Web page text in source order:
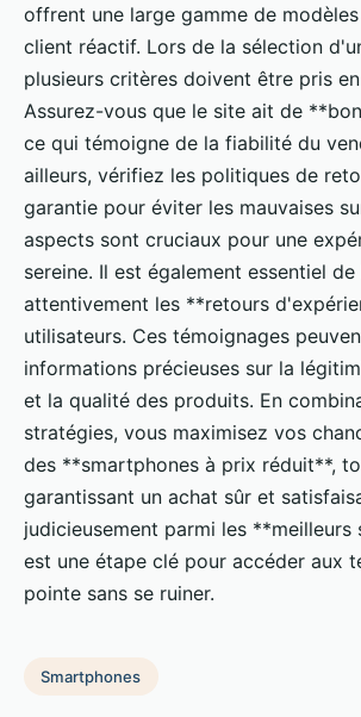
offrent une large gamme de
client réactif. Lors de la sélection
plusieurs critères doivent être pris
Assurez-vous que le site ait de
ce qui témoigne de la fiabilité du
ailleurs, vérifiez les politiques de
garantie pour éviter les mauvaises
aspects sont cruciaux pour une
sereine. Il est également essentiel de
attentivement les **retours
utilisateurs. Ces témoignages
informations précieuses sur la
et la qualité des produits. En
stratégies, vous maximisez vos
des **smartphones à prix réduit**,
garantissant un achat sûr et
judicieusement parmi les
est une étape clé pour accéder aux
pointe sans se ruiner.
Smartphones